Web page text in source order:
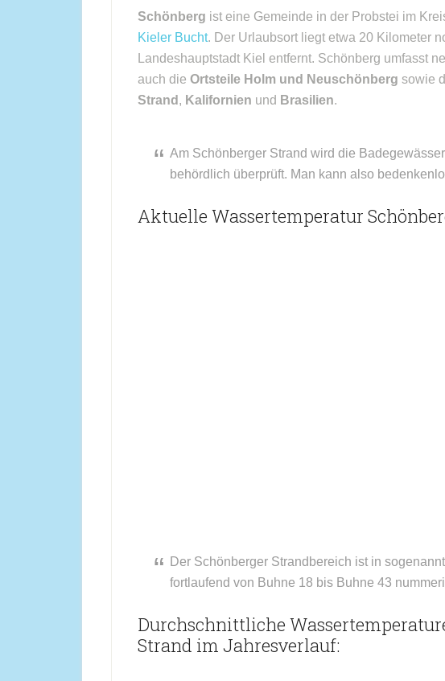
Schönberg ist eine Gemeinde in der Probstei im
Kieler Bucht. Der Urlaubsort liegt etwa 20 Kilometer
Landeshauptstadt Kiel entfernt. Schönberg umfasst
auch die Ortsteile Holm und Neuschönberg sowie
Strand , Kalifornien und Brasilien.
Am Schönberger Strand wird die
behördlich überprüft. Man kann also
Aktuelle Wassertemperatur
Der Schönberger Strandbereich ist in
fortlaufend von Buhne 18 bis Buhne 43
Durchschnittliche
Strand im Jahresverlauf: